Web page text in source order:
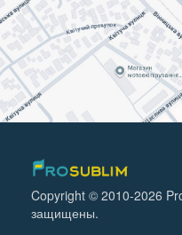
Copyright © 2010-2026
защищены.